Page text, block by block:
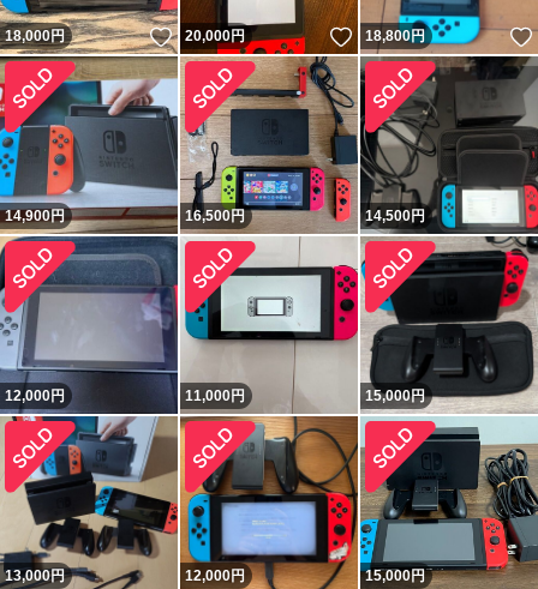
18,000円 いいね！
20,000円 いいね！
18,800円
14,900円 16,500円 14,500円
12,000円 11,000円 15,000円
13,000円 12,000円 15,000円